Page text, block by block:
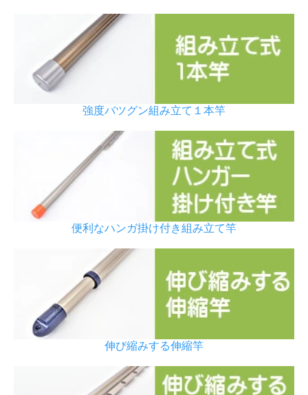
強度バツグン組み立て１本竿
便利なハンガ掛け付き組み立て竿
伸び縮みする伸縮竿